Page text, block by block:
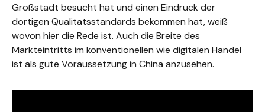
Großstadt besucht hat und einen Eindruck der
dortigen Qualitätsstandards bekommen hat, weiß
wovon hier die Rede ist. Auch die Breite des
Markteintritts im konventionellen wie digitalen Handel
ist als gute Voraussetzung in China anzusehen.